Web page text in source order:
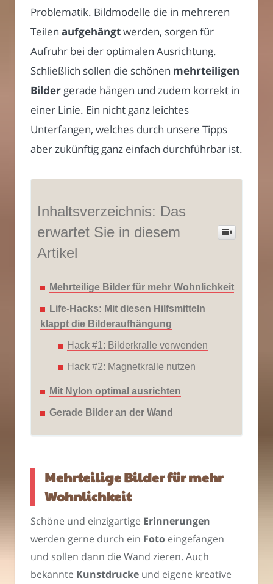
Problematik. Bildmodelle die in mehreren
Teilen aufgehängtwerden, sorgen für
Aufruhr bei der optimalen Ausrichtung.
Schließlich sollen die schönen mehrteiligen
Bilder gerade hängen und zudem korrekt in
einer Linie. Ein nicht ganz leichtes
Unterfangen, welches durch unsere Tipps
aber zukünftig ganz einfach durchführbar ist.
Inhaltsverzeichnis: Das
erwartet Sie in diesem
Artikel
Mehrteilige Bilder für mehr Wohnlichkeit
Life-Hacks: Mit diesen Hilfsmitteln
klappt die Bilderaufhängung
Hack #1: Bilderkralle verwenden
Hack #2: Magnetkralle nutzen
Mit Nylon optimal ausrichten
Gerade Bilder an der Wand
Mehrteilige Bilder für mehr
Wohnlichkeit
Schöne und einzigartige Erinnerungen
werden gerne durch ein Foto eingefangen
und sollen dann die Wand zieren. Auch
bekannte Kunstdrucke und eigene kreative